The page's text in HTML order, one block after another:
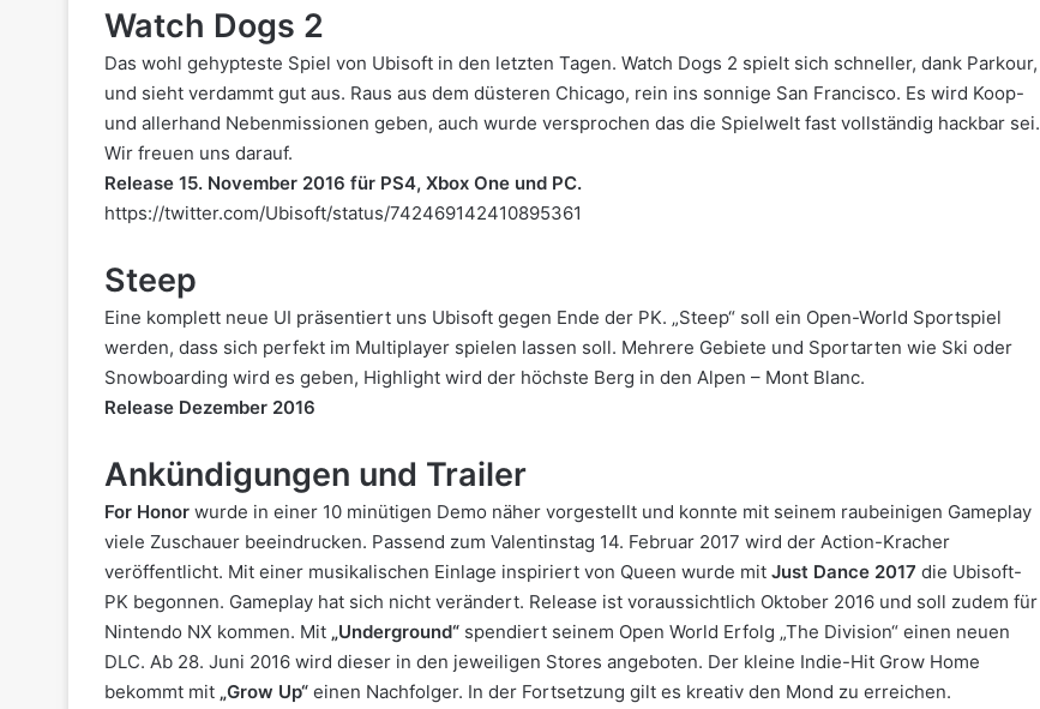
Watch Dogs 2
Das wohl gehypteste Spiel von Ubisoft in den letzten Tagen. Watch Dogs 2 spielt sich schneller, dank Parkour,
und sieht verdammt gut aus. Raus aus dem düsteren Chicago, rein ins sonnige San Francisco. Es wird Koop-
und allerhand Nebenmissionen geben, auch wurde versprochen das die Spielwelt fast vollständig hackbar sei.
Wir freuen uns darauf.
Release 15. November 2016 für PS4, Xbox One und PC.
https://twitter.com/Ubisoft/status/742469142410895361
Steep
Eine komplett neue UI präsentiert uns Ubisoft gegen Ende der PK. „Steep“ soll ein Open-World Sportspiel
werden, dass sich perfekt im Multiplayer spielen lassen soll. Mehrere Gebiete und Sportarten wie Ski oder
Snowboarding wird es geben, Highlight wird der höchste Berg in den Alpen – Mont Blanc.
Release Dezember 2016
Ankündigungen und Trailer
For Honor wurde in einer 10 minütigen Demo näher vorgestellt und konnte mit seinem raubeinigen Gameplay
viele Zuschauer beeindrucken. Passend zum Valentinstag 14. Februar 2017 wird der Action-Kracher
veröffentlicht. Mit einer musikalischen Einlage inspiriert von Queen wurde mit Just Dance 2017 die Ubisoft-
PK begonnen. Gameplay hat sich nicht verändert. Release ist voraussichtlich Oktober 2016 und soll zudem für
Nintendo NX kommen. Mit „Underground“ spendiert seinem Open World Erfolg „The Division“ einen neuen
DLC. Ab 28. Juni 2016 wird dieser in den jeweiligen Stores angeboten. Der kleine Indie-Hit Grow Home
bekommt mit „Grow Up“ einen Nachfolger. In der Fortsetzung gilt es kreativ den Mond zu erreichen.